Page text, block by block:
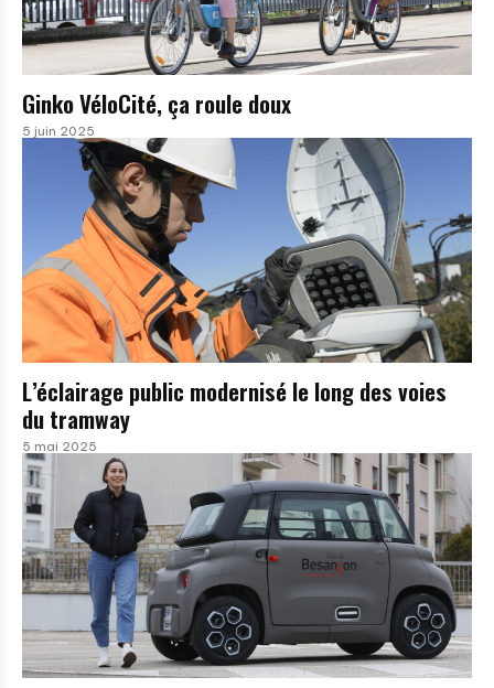
Ginko VéloCité, ça roule doux
5 juin 2025
L’éclairage public modernisé le long des voies
du tramway
5 mai 2025